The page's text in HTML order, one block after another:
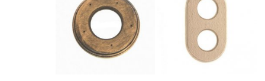
Textielkabel
Deur- en raambeslag